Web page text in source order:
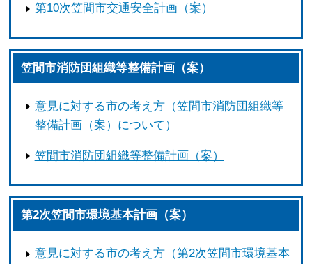
第10次笠間市交通安全計画（案）
笠間市消防団組織等整備計画（案）
意見に対する市の考え方（笠間市消防団組織等
整備計画（案）について）
笠間市消防団組織等整備計画（案）
第2次笠間市環境基本計画（案）
意見に対する市の考え方（第2次笠間市環境基本